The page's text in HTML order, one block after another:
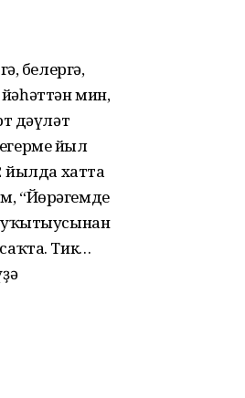
белергә,
мин,
дәүләт
йыл
йылда хатта
“Йөрәгемде
уҡытыусынан
Тик…